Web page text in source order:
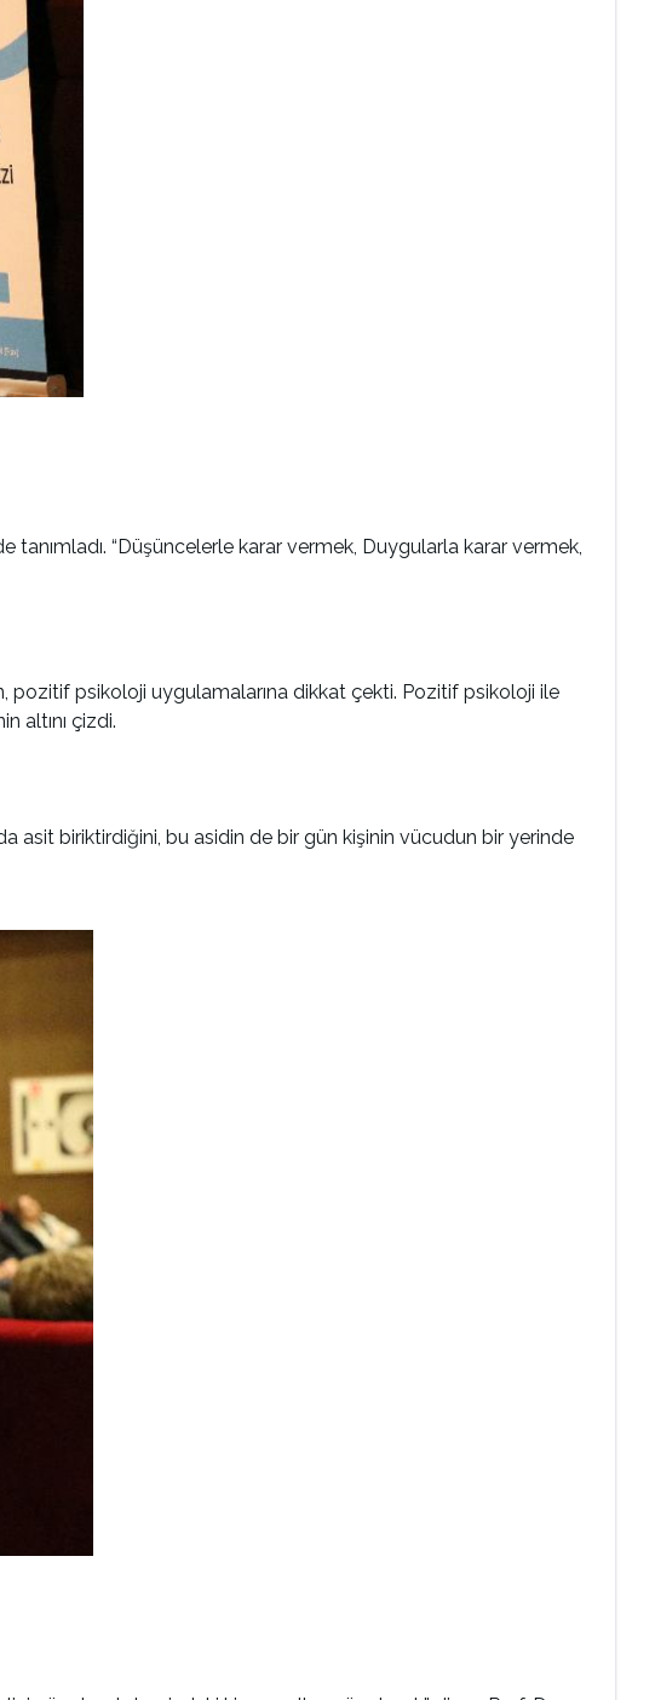
tanımladı. “Düşüncelerle karar vermek, Duygularla karar vermek,
pozitif psikoloji uygulamalarına dikkat çekti. Pozitif psikoloji ile
altını çizdi.
asit biriktirdiğini, bu asidin de bir gün kişinin vücudun bir yerinde